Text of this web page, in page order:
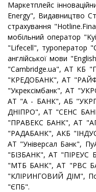
Maркетплейс
Energy", Видавництво
страхування
мобільний оператор
"Lifecell", туроператор
англійської мови
"Cambridge.ua", АТ КБ
"КРЕДОБАНК", АТ
"Укрексімбанк", АТ
АТ "А - БАНК", АБ
ДНІПРО", АТ "СЕНС
"ПРАВЕКС БАНК", АТ
"РАДАБАНК", АКБ
АТ "Універсал Банк",
"БІЗБАНК", АТ
"МТБ БАНК", АТ "РВС
"КЛІРИНГОВИЙ ДІМ",
"ЄПБ".